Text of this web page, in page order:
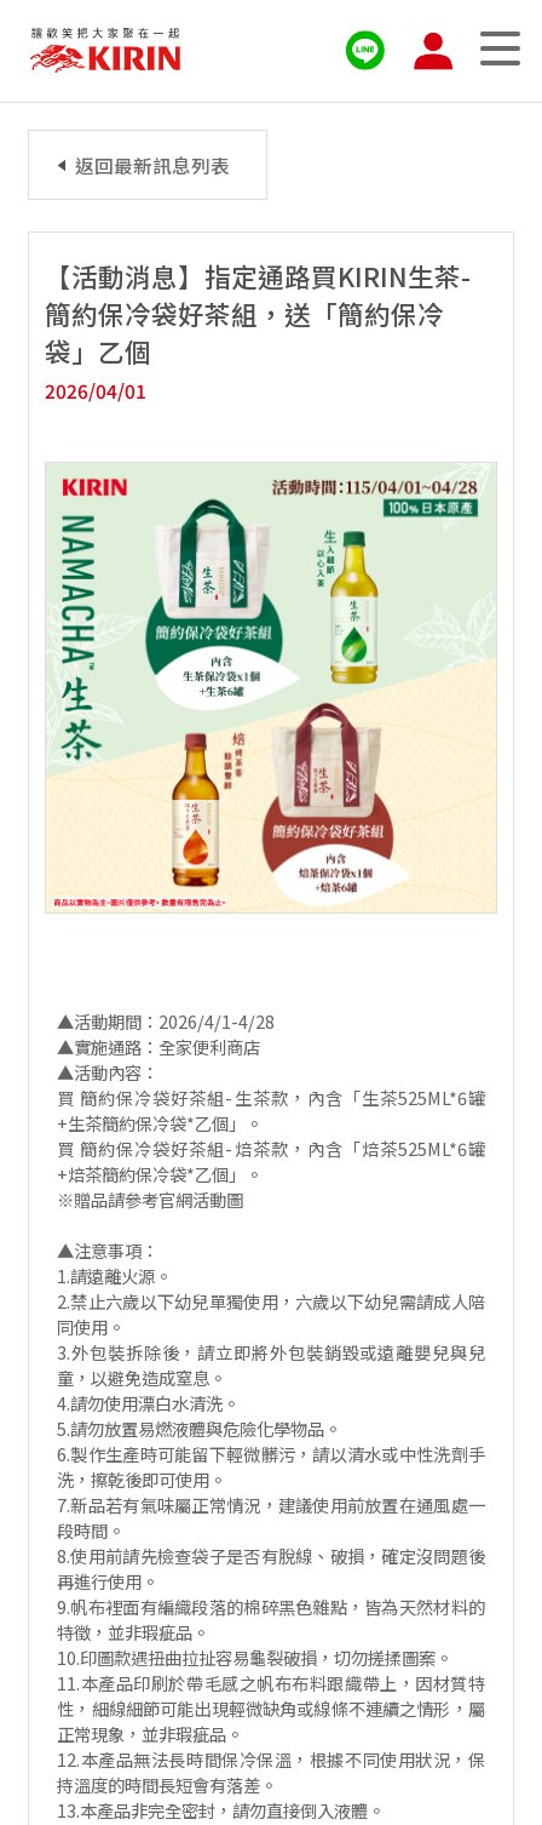
【活動消息】指定通路買KIRIN生茶-
簡約保冷袋好茶組，送「簡約保冷
袋」乙個
2026/04/01
▲活動期間：2026/4/1-4/28
▲實施通路：全家便利商店
▲活動內容：
買 簡約保冷袋好茶組-生茶款，內含「生茶525ML*6罐
+生茶簡約保冷袋*乙個」。
買 簡約保冷袋好茶組-焙茶款，內含「焙茶525ML*6罐
+焙茶簡約保冷袋*乙個」。
※贈品請參考官網活動圖
▲注意事項：
1.請遠離火源。
2.禁止六歲以下幼兒單獨使用，六歲以下幼兒需請成人陪
同使用。
3.外包裝拆除後，請立即將外包裝銷毀或遠離嬰兒與兒
童，以避免造成窒息。
4.請勿使用漂白水清洗。
5.請勿放置易燃液體與危險化學物品。
6.製作生產時可能留下輕微髒污，請以清水或中性洗劑手
洗，擦乾後即可使用。
7.新品若有氣味屬正常情況，建議使用前放置在通風處一
段時間。
8.使用前請先檢查袋子是否有脫線、破損，確定沒問題後
再進行使用。
9.帆布裡面有編織段落的棉碎黑色雜點，皆為天然材料的
特徵，並非瑕疵品。
10.印圖款遇扭曲拉扯容易龜裂破損，切勿搓揉圖案。
11.本產品印刷於帶毛感之帆布布料跟織帶上，因材質特
性，細線細節可能出現輕微缺角或線條不連續之情形，屬
正常現象，並非瑕疵品。
12.本產品無法長時間保冷保溫，根據不同使用狀況，保
持溫度的時間長短會有落差。
13.本產品非完全密封，請勿直接倒入液體。
返回最新訊息列表